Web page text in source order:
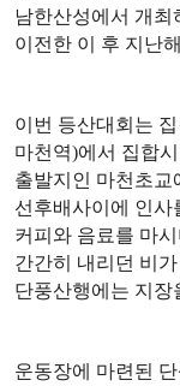
남한산성에서 개최
이전한 이 후 지난
이번 등산대회는
마천역)에서 집합
출발지인 마천초교
선후배사이에 인사
커피와 음료를 마
간간히 내리던 비가
단풍산행에는 지장
운동장에 마련된